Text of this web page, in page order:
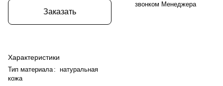
Заказать
Характеристики
Тип материала : натуральная
кожа
звонком Менеджера